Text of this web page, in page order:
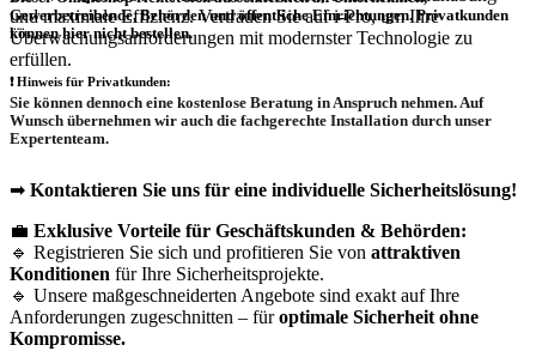
und maximale Effizienz. Vertrauen Sie auf i-Pro, um Ihre
Überwachungsanforderungen mit modernster Technologie zu
erfüllen.
Gewerbetreibende, Behörden und öffentliche Einrichtungen.Privatkunden
können hier nicht bestellen.
❗Hinweis für Privatkunden:
Sie können dennoch eine kostenlose Beratung in Anspruch nehmen. Auf
Wunsch übernehmen wir auch die fachgerechte Installation durch unser
Expertenteam.
➡ Kontaktieren Sie uns für eine individuelle Sicherheitslösung!
💼 Exklusive Vorteile für Geschäftskunden & Behörden:
🔹 Registrieren Sie sich und profitieren Sie von attraktiven
Konditionen für Ihre Sicherheitsprojekte.
🔹 Unsere maßgeschneiderten Angebote sind exakt auf Ihre
Anforderungen zugeschnitten – füroptimale Sicherheit ohne
Kompromisse.